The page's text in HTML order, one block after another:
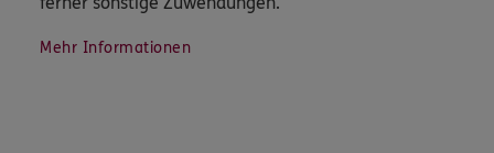
Mehr Informationen